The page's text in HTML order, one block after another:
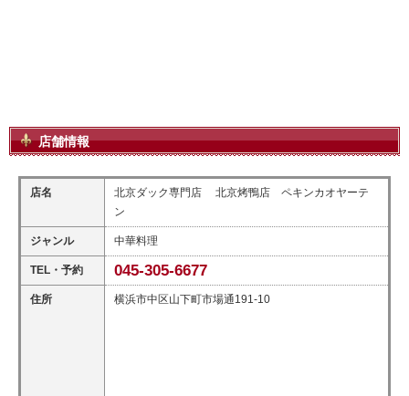
店舗情報
店名
北京ダック専門店 北京烤鴨店 ペキンカオヤーテ
ン
ジャンル 中華料理
TEL・予約 045-305-6677
住所 横浜市中区山下町市場通191-10